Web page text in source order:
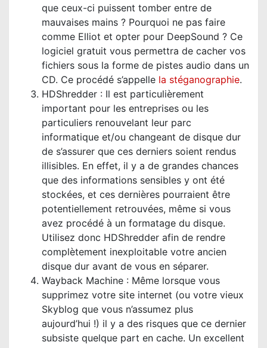
que ceux-ci puissent tomber entre de
mauvaises mains ? Pourquoi ne pas faire
comme Elliot et opter pour DeepSound ? Ce
logiciel gratuit vous permettra de cacher vos
fichiers sous la forme de pistes audio dans un
CD. Ce procédé s’appelle la stéganographie.
HDShredder : Il est particulièrement
important pour les entreprises ou les
particuliers renouvelant leur parc
informatique et/ou changeant de disque dur
de s’assurer que ces derniers soient rendus
illisibles. En effet, il y a de grandes chances
que des informations sensibles y ont été
stockées, et ces dernières pourraient être
potentiellement retrouvées, même si vous
avez procédé à un formatage du disque.
Utilisez donc HDShredder afin de rendre
complètement inexploitable votre ancien
disque dur avant de vous en séparer.
Wayback Machine : Même lorsque vous
supprimez votre site internet (ou votre vieux
Skyblog que vous n’assumez plus
aujourd’hui !) il y a des risques que ce dernier
subsiste quelque part en cache. Un excellent